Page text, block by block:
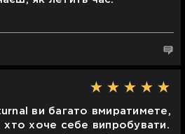
ви багато вмиратимете,
хто хоче себе випробувати.